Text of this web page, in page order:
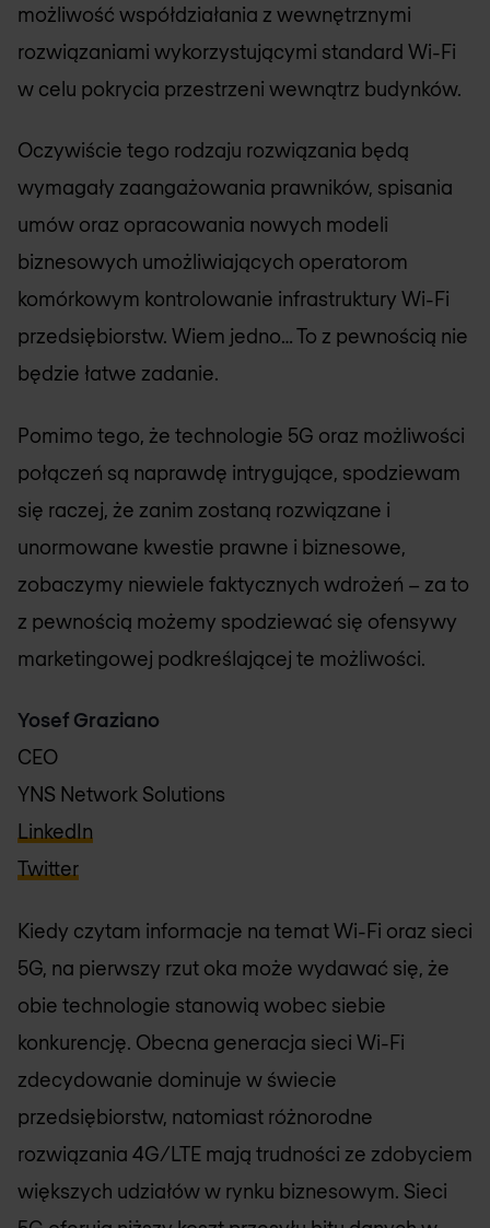
możliwość współdziałania z wewnętrznymi
rozwiązaniami wykorzystującymi standard Wi-Fi
w celu pokrycia przestrzeni wewnątrz budynków.
Oczywiście tego rodzaju rozwiązania będą
wymagały zaangażowania prawników, spisania
umów oraz opracowania nowych modeli
biznesowych umożliwiających operatorom
komórkowym kontrolowanie infrastruktury Wi-Fi
przedsiębiorstw. Wiem jedno… To z pewnością nie
będzie łatwe zadanie.
Pomimo tego, że technologie 5G oraz możliwości
połączeń są naprawdę intrygujące, spodziewam
się raczej, że zanim zostaną rozwiązane i
unormowane kwestie prawne i biznesowe,
zobaczymy niewiele faktycznych wdrożeń – za to
z pewnością możemy spodziewać się ofensywy
marketingowej podkreślającej te możliwości.
Yosef Graziano
CEO
YNS Network Solutions
LinkedIn
Twitter
Kiedy czytam informacje na temat Wi-Fi oraz sieci
5G, na pierwszy rzut oka może wydawać się, że
obie technologie stanowią wobec siebie
konkurencję. Obecna generacja sieci Wi-Fi
zdecydowanie dominuje w świecie
przedsiębiorstw, natomiast różnorodne
rozwiązania 4G/LTE mają trudności ze zdobyciem
większych udziałów w rynku biznesowym. Sieci